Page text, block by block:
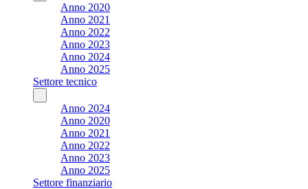
Anno 2020
Anno 2021
Anno 2022
Anno 2023
Anno 2024
Anno 2025
Settore tecnico
Anno 2024
Anno 2020
Anno 2021
Anno 2022
Anno 2023
Anno 2025
Settore finanziario